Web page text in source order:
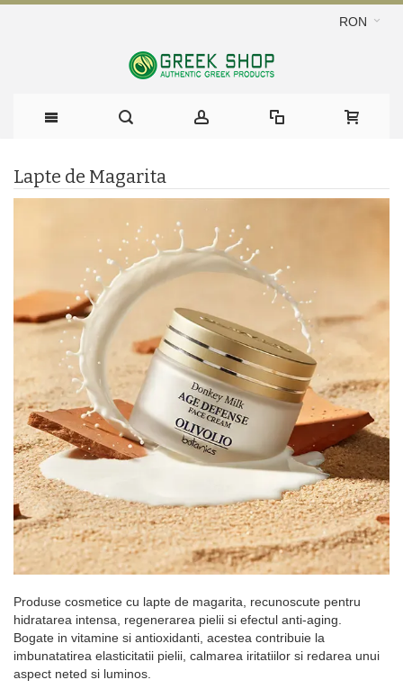
RON
Lapte de Magarita
Produse cosmetice cu lapte de magarita, recunoscute pentru
hidratarea intensa, regenerarea pielii si efectul anti-aging.
Bogate in vitamine si antioxidanti, acestea contribuie la
imbunatatirea elasticitatii pielii, calmarea iritatiilor si redarea unui
aspect neted si luminos.